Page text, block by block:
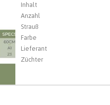
Inhalt
Anzahl
Strauß
Farbe
Lieferant
Züchter